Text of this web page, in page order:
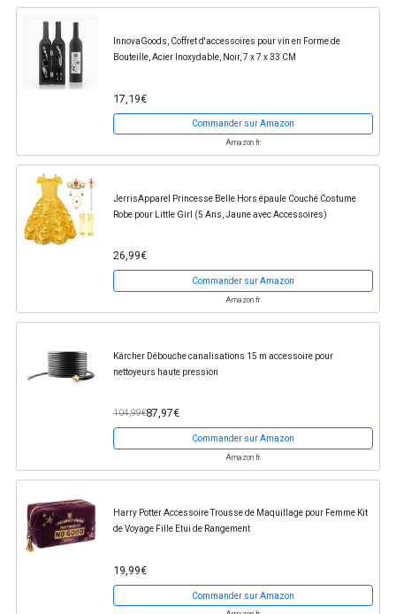
InnovaGoods, Coffret d'accessoires pour vin en Forme de
Bouteille, Acier Inoxydable, Noir, 7 x 7 x 33 CM
17,19€
Commander sur Amazon
Amazon.fr
JerrisApparel Princesse Belle Hors épaule Couché Costume
Robe pour Little Girl (5 Ans, Jaune avec Accessoires)
26,99€
Commander sur Amazon
Amazon.fr
Kärcher Débouche canalisations 15 m accessoire pour
nettoyeurs haute pression
104,99€87,97€
Commander sur Amazon
Amazon.fr
Harry Potter Accessoire Trousse de Maquillage pour Femme Kit
de Voyage Fille Etui de Rangement
19,99€
Commander sur Amazon